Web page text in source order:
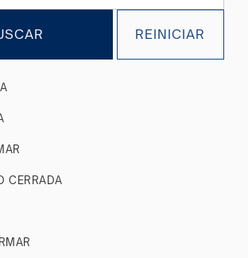
REINICIAR
CERRADA